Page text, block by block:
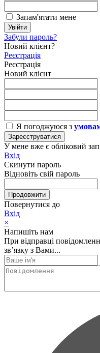
Запам'ятати мене
Увійти
Забули пароль?
Новий клієнт?
Реєстрація
Реєстрація
Новий клієнт
Я погоджуюся з
Зареєструватися
У мене вже є обліковий
Вхід
Скинути пароль
Відновіть свій пароль
Продовжити
Повернутися до
Вхід
×
Напишіть нам
При відправці
зв’язку з Вами...